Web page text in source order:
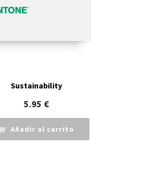
Sustainability
5.95 €
Añadir al carrito